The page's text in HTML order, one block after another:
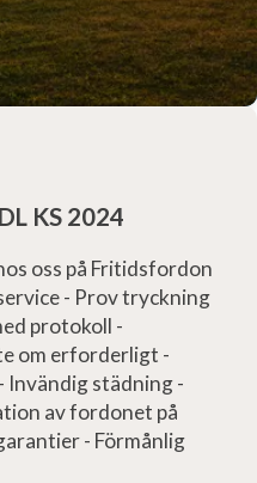
KS 2024
oss på Fritidsfordon
- Prov tryckning
protokoll -
om erforderligt -
städning -
av fordonet på
- Förmånlig